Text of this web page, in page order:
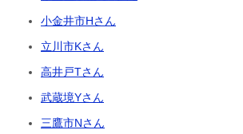
小金井市Hさん
立川市Kさん
高井戸Tさん
武蔵境Yさん
三鷹市Nさん